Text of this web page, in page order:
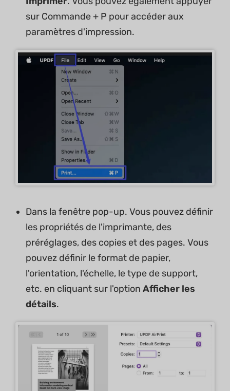
sur Commande + P pour accéder aux
paramètres d'impression.
Dans la fenêtre pop-up. Vous pouvez définir
les propriétés de l'imprimante, des
préréglages, des copies et des pages. Vous
pouvez définir le format de papier,
l'orientation, l'échelle, le type de support,
etc. en cliquant sur l'option Afficher les
détails.